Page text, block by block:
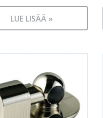
LUE LISÄÄ »